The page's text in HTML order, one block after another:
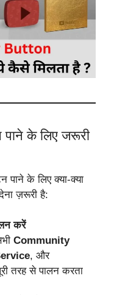
के लिए जरूरी
पाने के लिए क्या-क्या
ज़रूरी है:
करें
Community
, और
तरह से पालन करता